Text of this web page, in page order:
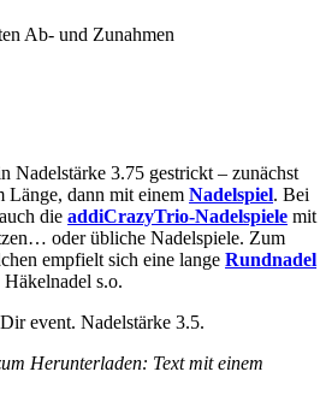
Ab- und Zunahmen
Nadelstärke 3.75 gestrickt – zunächst
Länge, dann mit einemNadelspiel. Bei
dieaddiCrazyTrio-Nadelspiele mit
oder übliche Nadelspiele. Zum
empfielt sich eine langeRundnadel
s.o.
event. Nadelstärke 3.5.
Herunterladen: Text mit einem